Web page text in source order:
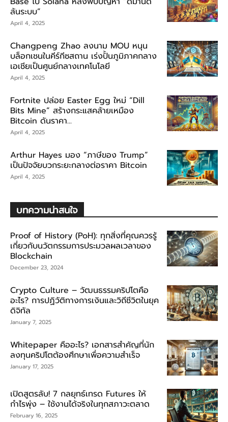
ล้นระบบ”
April 4, 2025
Changpeng Zhao ลงนาม MOU หนุน
บล็อกเชนในคีร์กีซสถาน เร่งปั้นภูมิภาคกลาง
เอเชียเป็นศูนย์กลางเทคโนโลยี
April 4, 2025
Fortnite ปล่อย Easter Egg ใหม่ “Dill
Bits Mine” สร้างกระแสคล้ายเหมือง
Bitcoin ดันราคา...
April 4, 2025
Arthur Hayes มอง “ภาษีของ Trump”
เป็นปัจจัยบวกระยะกลางต่อราคา Bitcoin
April 4, 2025
บทความน่าสนใจ
Proof of History (PoH): ทุกสิ่งที่คุณควรรู้
เกี่ยวกับนวัตกรรมการประมวลผลเวลาของ
Blockchain
December 23, 2024
Crypto Culture – วัฒนธรรมคริปโตคือ
อะไร? การปฏิวัติทางการเงินและวิถีชีวิตในยุค
ดิจิทัล
January 7, 2025
Whitepaper คืออะไร? เอกสารสำคัญที่นัก
ลงทุนคริปโตต้องศึกษาเพื่อความสำเร็จ
January 17, 2025
เปิดสูตรลับ! 7 กลยุทธ์เทรด Futures ให้
กำไรพุ่ง – ใช้งานได้จริงในทุกสภาวะตลาด
February 16, 2025